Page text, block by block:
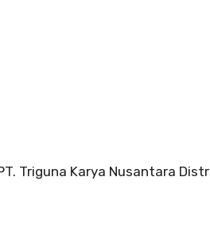
Triguna Karya Nusantara